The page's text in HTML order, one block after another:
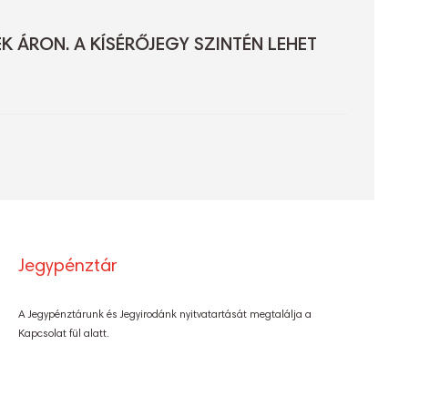
ÁRON. A KÍSÉRŐJEGY SZINTÉN LEHET
Jegypénztár
A Jegypénztárunk és Jegyirodánk nyitvatartását megtalálja a
Kapcsolat fül alatt.